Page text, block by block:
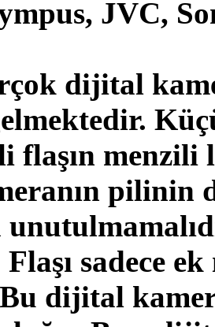
JVC,
dijital
flaşın menzili
pilinin
sadece
dijital